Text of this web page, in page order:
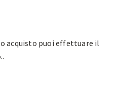
acquisto puoi effettuare il
.